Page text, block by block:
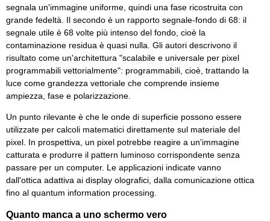
segnala un'immagine uniforme, quindi una fase ricostruita con
grande fedeltà. Il secondo è un rapporto segnale-fondo di 68: il
segnale utile è 68 volte più intenso del fondo, cioè la
contaminazione residua è quasi nulla. Gli autori descrivono il
risultato come un'architettura "scalabile e universale per pixel
programmabili vettorialmente": programmabili, cioè, trattando la
luce come grandezza vettoriale che comprende insieme
ampiezza, fase e polarizzazione.
Un punto rilevante è che le onde di superficie possono essere
utilizzate per calcoli matematici direttamente sul materiale del
pixel. In prospettiva, un pixel potrebbe reagire a un'immagine
catturata e produrre il pattern luminoso corrispondente senza
passare per un computer. Le applicazioni indicate vanno
dall'ottica adattiva ai display olografici, dalla comunicazione ottica
fino al quantum information processing.
Quanto manca a uno schermo vero